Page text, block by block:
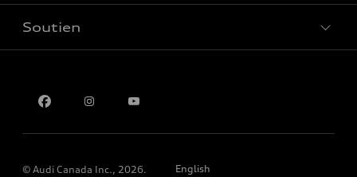
Soutien
© Audi Canada Inc., 2026. English